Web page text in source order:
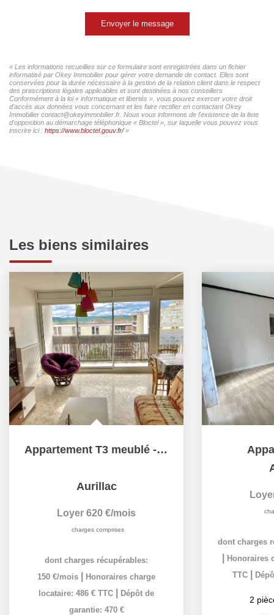
Envoyer le message
« Les informations recueillies sur ce formulaire sont enregistrées dans un fichier
informatisé par Okey Immobilier pour gérer votre demande de contact. Elles sont
conservées pour la durée nécessaire à la gestion de la relation client dans le respect
des prescriptions légales applicables et sont destinées à nos conseillers
Conformément à la loi « informatique et libertés », vous pouvez exercer votre droit
d'accès aux données vous concernant et les faire rectifier en contactant Okey
Immobilier contact@okeyimmobilier.fr. Nous vous informons de l'existence de la liste
d'opposition au démarchage téléphonique « Bloctel », sur laquelle vous pouvez vous
inscrire ici : https://www.bloctel.gouv.fr/»
Les biens similaires
Appartement T3 meublé - MARMIERS
Aurillac
Loyer 620 €/mois
charges comprises
dont charges récupérables:
150 €/mois
Honoraires charge
locataire: 486 € TTC
Dépôt de
garantie: 470 €
dont charges
Honoraires
TTC
2